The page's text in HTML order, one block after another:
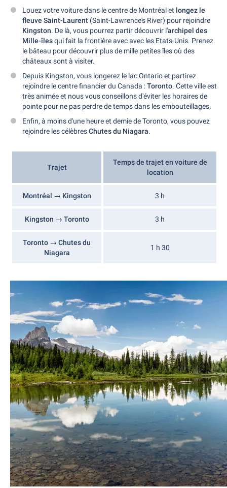
Louez votre voiture dans le centre de Montréal et longez le
fleuve Saint-Laurent (Saint-Lawrence's River) pour rejoindre
Kingston. De là, vous pourrez partir découvrir l'archipel des
Mille-îlesqui fait la frontière avec avec les Etats-Unis. Prenez
le bâteau pour découvrir plus de mille petites îles où des
châteaux sont à visiter.
Depuis Kingston, vous longerez le lac Ontario et partirez
rejoindre le centre financier du Canada :Toronto. Cette ville est
très animée et nous vous conseillons d'éviter les horaires de
pointe pour ne pas perdre de temps dans les embouteillages.
Enfin, à moins d'une heure et demie de Toronto, vous pouvez
rejoindre les célèbresChutes du Niagara.
Trajet
Temps de trajet en voiture de
location
Montréal → Kingston 3 h
Kingston → Toronto 3 h
Toronto → Chutes du
Niagara
1 h 30